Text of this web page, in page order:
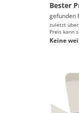
Bester
gefunden
zuletzt
Preis kann
Keine